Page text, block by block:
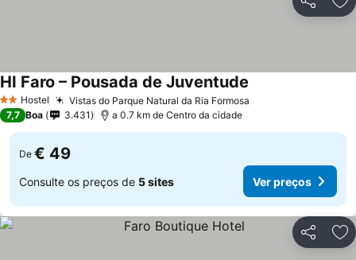
Partilhar
2 Estrelas
Hostel Vistas do Parque Natural da Ria Formosa
HI Faro – Pousada de Juventude
7,7 Boa 3.431 a 0.7 km de Centro da cidade
De € 49
Consulte os preços de 5 sites Ver preços
Partilhar